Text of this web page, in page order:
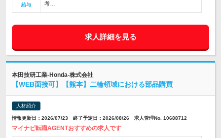
給与
考…
求人詳細を見る
本田技研工業-Honda-株式会社
【WEB面接可】【熊本】二輪領域における部品購買
人材紹介
情報更新日：2026/07/23 終了予定日：2026/08/26 求人管理No. 10688712
マイナビ転職AGENTおすすめの求人です